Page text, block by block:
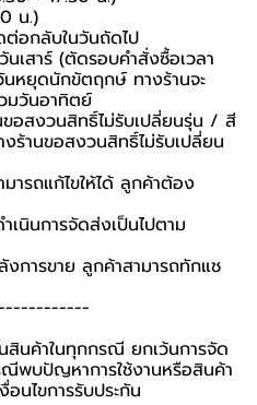
น.)
ต่อกลับในวันถัดไป
เสาร์ (ตัดรอบคำสั่งซื้อเวลา
หยุดนักขัตฤกษ์ ทางร้านจะ
มวันอาทิตย์
อสงวนสิทธิ์ไม่รับเปลี่ยนรุ่น / สี
านขอสงวนสิทธิ์ไม่รับเปลี่ยน
ารถแก้ไขให้ได้ ลูกค้าต้อง
นินการจัดส่งเป็นไปตาม
การขาย ลูกค้าสามารถทักแช
สินค้าในทุกกรณี ยกเว้นการจัด
พบปัญหาการใช้งานหรือสินค้า
นไขการรับประกัน